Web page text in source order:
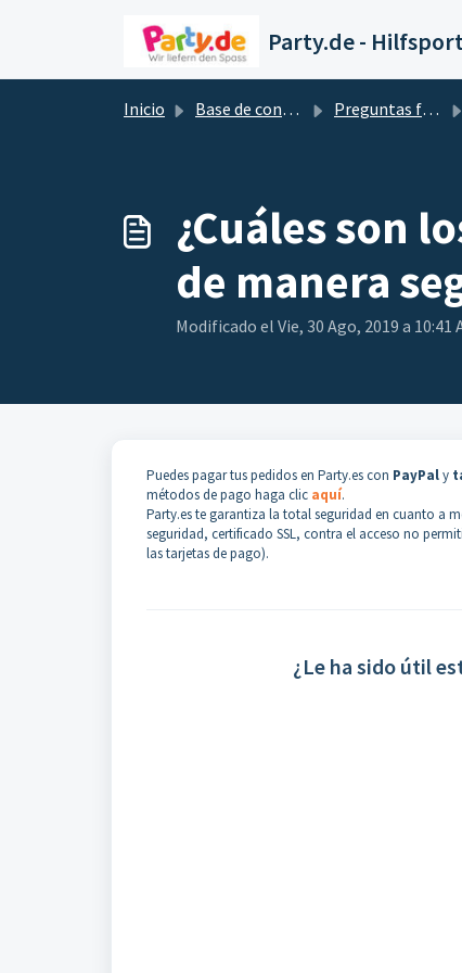
Party.de -
Inicio Base de conocimientos Preguntas frecuentes
¿Cuáles son
de manera
Modificado el Vie, 30 Ago, 2019 a 10:41
Puedes pagar tus pedidos en Party.es con PayPaly
métodos de pago haga clic aquí.
Party.es te garantiza la total seguridad en cuanto a
seguridad, certificado SSL, contra el acceso no
las tarjetas de pago).
¿Le ha sido útil